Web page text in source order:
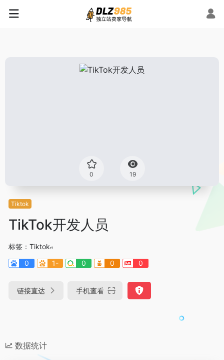
0 19
Tiktok
TikTok开发人员
标签： Tiktok
0
1- 0 0 0
链接直达 手机查看
数据统计